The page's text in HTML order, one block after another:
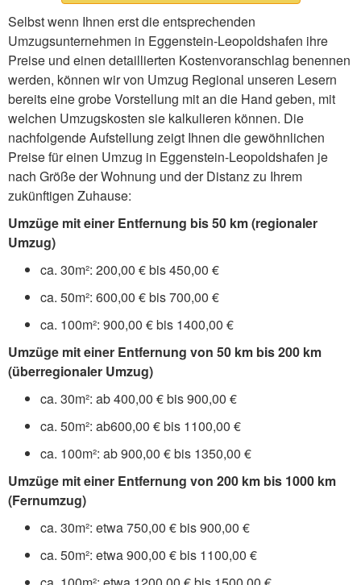
Selbst wenn Ihnen erst die entsprechenden
Umzugsunternehmen in Eggenstein-Leopoldshafen ihre
Preise und einen detaillierten Kostenvoranschlag benennen
werden, können wir von Umzug Regional unseren Lesern
bereits eine grobe Vorstellung mit an die Hand geben, mit
welchen Umzugskosten sie kalkulieren können. Die
nachfolgende Aufstellung zeigt Ihnen die gewöhnlichen
Preise für einen Umzug in Eggenstein-Leopoldshafen je
nach Größe der Wohnung und der Distanz zu Ihrem
zukünftigen Zuhause:
Umzüge mit einer Entfernung bis 50 km (regionaler
Umzug)
ca. 30m²: 200,00 € bis 450,00 €
ca. 50m²: 600,00 € bis 700,00 €
ca. 100m²: 900,00 € bis 1400,00 €
Umzüge mit einer Entfernung von 50 km bis 200 km
(überregionaler Umzug)
ca. 30m²: ab 400,00 € bis 900,00 €
ca. 50m²: ab600,00 € bis 1100,00 €
ca. 100m²: ab 900,00 € bis 1350,00 €
Umzüge mit einer Entfernung von 200 km bis 1000 km
(Fernumzug)
ca. 30m²: etwa 750,00 € bis 900,00 €
ca. 50m²: etwa 900,00 € bis 1100,00 €